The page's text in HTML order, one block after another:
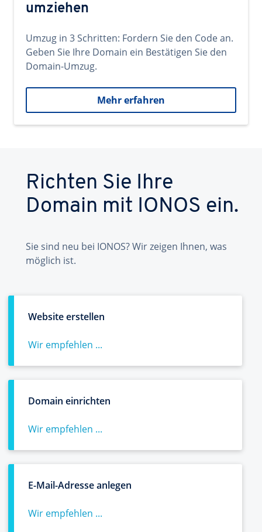
umziehen
Umzug in 3 Schritten: Fordern Sie den Code an.
Geben Sie Ihre Domain ein Bestätigen Sie den
Domain-Umzug.
Mehr erfahren
Richten Sie Ihre
Domain mit IONOS ein.
Sie sind neu bei IONOS? Wir zeigen Ihnen, was
möglich ist.
Website erstellen
Wir empfehlen ...
Domain einrichten
Wir empfehlen ...
E-Mail-Adresse anlegen
Wir empfehlen ...